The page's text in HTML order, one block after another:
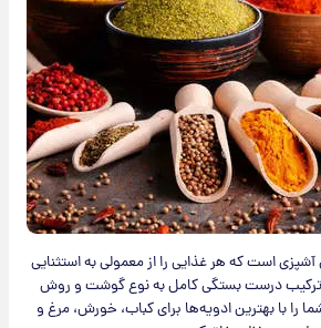
آشپزی است که هر غذایی را از معمولی به استثنایی
ترکیب درست بستگی کامل به نوع گوشت و روش
را با بهترین ادویه‌ها برای کباب، خورش، مرغ و